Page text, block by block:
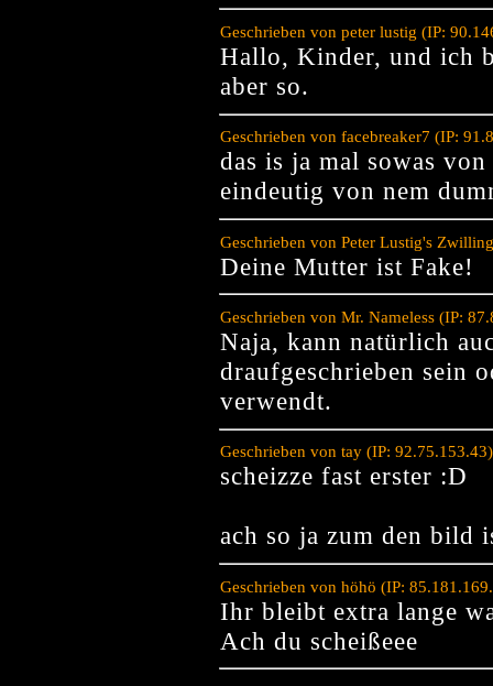
Geschrieben von peter lustig (IP:
Hallo, Kinder, und ich
aber so.
Geschrieben von facebreaker7 (IP:
das is ja mal sowas
eindeutig von nem
Geschrieben von Peter Lustig's
Deine Mutter ist Fake!
Geschrieben von Mr. Nameless (IP:
Naja, kann natürlich
draufgeschrieben sein
verwendt.
Geschrieben von tay (IP:
scheizze fast erster :D
ach so ja zum den bild
Geschrieben von höhö (IP:
Ihr bleibt extra lange
Ach du scheißeee